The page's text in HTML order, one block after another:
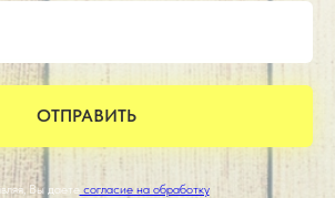
ОТПРАВИТЬ
Вы даетесогласие на обработку